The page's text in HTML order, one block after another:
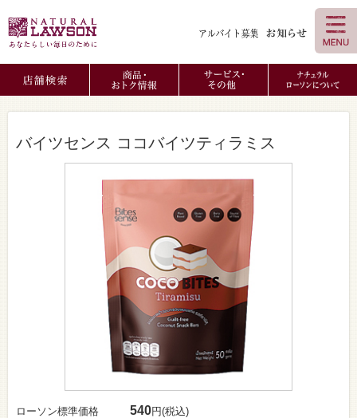
バイツセンス ココバイツティラミス
ローソン標準価格 540円(税込)